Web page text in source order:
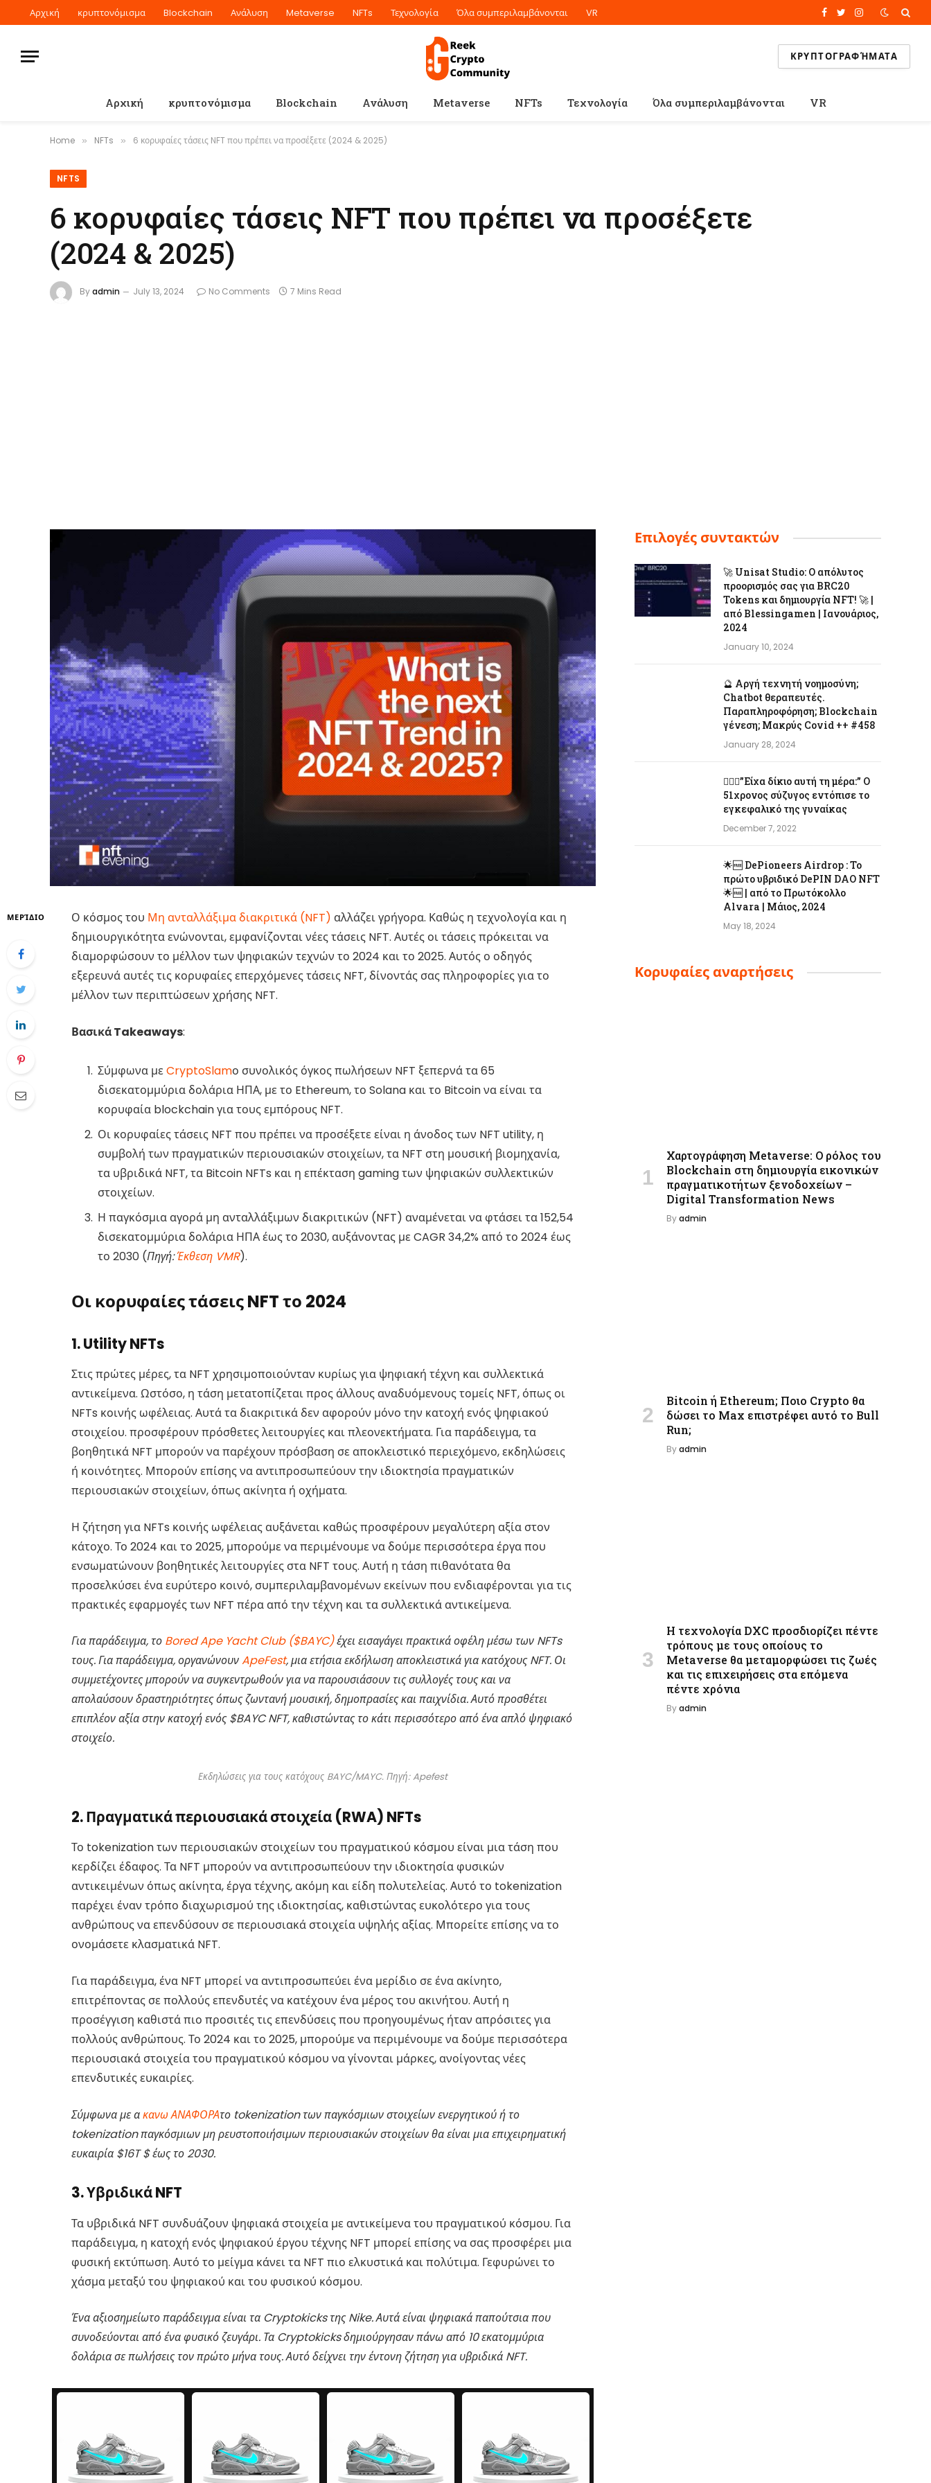
Αρχική κρυπτονόμισμα Blockchain Ανάλυση Metaverse NFTs Τεχνολογία Όλα συμπεριλαμβάνονται VR Facebook
TwitterInstagram
ΚΡΥΠΤΟΓΡΑΦΉΜΑΤΑ
Αρχική κρυπτονόμισμα Blockchain Ανάλυση Metaverse NFTs Τεχνολογία Όλα συμπεριλαμβάνονται VR
Home » NFTs » 6 κορυφαίες τάσεις NFT που πρέπει να προσέξετε (2024 & 2025)
NFTS
6 κορυφαίες τάσεις NFT που πρέπει να προσέξετε
(2024 & 2025)
Byadmin July 13, 2024 No Comments 7 Mins Read
ΜΕΡΊΔΙΟ Ο κόσμος του Μη ανταλλάξιμα διακριτικά (NFT) αλλάζει γρήγορα. Καθώς η τεχνολογία και η
δημιουργικότητα ενώνονται, εμφανίζονται νέες τάσεις NFT. Αυτές οι τάσεις πρόκειται να
διαμορφώσουν το μέλλον των ψηφιακών τεχνών το 2024 και το 2025. Αυτός ο οδηγός
εξερευνά αυτές τις κορυφαίες επερχόμενες τάσεις NFT, δίνοντάς σας πληροφορίες για το
μέλλον των περιπτώσεων χρήσης NFT.
Βασικά Takeaways:
Σύμφωνα μεCryptoSlamο συνολικός όγκος πωλήσεων NFT ξεπερνά τα 65
δισεκατομμύρια δολάρια ΗΠΑ, με το Ethereum, το Solana και το Bitcoin να είναι τα
κορυφαία blockchain για τους εμπόρους NFT.
Οι κορυφαίες τάσεις NFT που πρέπει να προσέξετε είναι η άνοδος των NFT utility, η
συμβολή των πραγματικών περιουσιακών στοιχείων, τα NFT στη μουσική βιομηχανία,
τα υβριδικά NFT, τα Bitcoin NFTs και η επέκταση gaming των ψηφιακών συλλεκτικών
στοιχείων.
Η παγκόσμια αγορά μη ανταλλάξιμων διακριτικών (NFT) αναμένεται να φτάσει τα 152,54
δισεκατομμύρια δολάρια ΗΠΑ έως το 2030, αυξάνοντας με CAGR 34,2% από το 2024 έως
το 2030 (Πηγή:Έκθεση VMR).
Οι κορυφαίες τάσεις NFT το 2024
1. Utility NFTs
Στις πρώτες μέρες, τα NFT χρησιμοποιούνταν κυρίως για ψηφιακή τέχνη και συλλεκτικά
αντικείμενα. Ωστόσο, η τάση μετατοπίζεται προς άλλους αναδυόμενους τομείς NFT, όπως οι
NFTs κοινής ωφέλειας. Αυτά τα διακριτικά δεν αφορούν μόνο την κατοχή ενός ψηφιακού
στοιχείου. προσφέρουν πρόσθετες λειτουργίες και πλεονεκτήματα. Για παράδειγμα, τα
βοηθητικά NFT μπορούν να παρέχουν πρόσβαση σε αποκλειστικό περιεχόμενο, εκδηλώσεις
ή κοινότητες. Μπορούν επίσης να αντιπροσωπεύουν την ιδιοκτησία πραγματικών
περιουσιακών στοιχείων, όπως ακίνητα ή οχήματα.
Η ζήτηση για NFTs κοινής ωφέλειας αυξάνεται καθώς προσφέρουν μεγαλύτερη αξία στον
κάτοχο. Το 2024 και το 2025, μπορούμε να περιμένουμε να δούμε περισσότερα έργα που
ενσωματώνουν βοηθητικές λειτουργίες στα NFT τους. Αυτή η τάση πιθανότατα θα
προσελκύσει ένα ευρύτερο κοινό, συμπεριλαμβανομένων εκείνων που ενδιαφέρονται για τις
πρακτικές εφαρμογές των NFT πέρα ​​από την τέχνη και τα συλλεκτικά αντικείμενα.
Για παράδειγμα, το Bored Ape Yacht Club ($BAYC)έχει εισαγάγει πρακτικά οφέλη μέσω των NFTs
τους. Για παράδειγμα, οργανώνουνApeFest, μια ετήσια εκδήλωση αποκλειστικά για κατόχους NFT. Οι
συμμετέχοντες μπορούν να συγκεντρωθούν για να παρουσιάσουν τις συλλογές τους και να
απολαύσουν δραστηριότητες όπως ζωντανή μουσική, δημοπρασίες και παιχνίδια. Αυτό προσθέτει
επιπλέον αξία στην κατοχή ενός $BAYC NFT, καθιστώντας το κάτι περισσότερο από ένα απλό ψηφιακό
στοιχείο.
Εκδηλώσεις για τους κατόχους BAYC/MAYC. Πηγή: Apefest
2. Πραγματικά περιουσιακά στοιχεία (RWA) NFTs
Το tokenization των περιουσιακών στοιχείων του πραγματικού κόσμου είναι μια τάση που
κερδίζει έδαφος. Τα NFT μπορούν να αντιπροσωπεύουν την ιδιοκτησία φυσικών
αντικειμένων όπως ακίνητα, έργα τέχνης, ακόμη και είδη πολυτελείας. Αυτό το tokenization
παρέχει έναν τρόπο διαχωρισμού της ιδιοκτησίας, καθιστώντας ευκολότερο για τους
ανθρώπους να επενδύσουν σε περιουσιακά στοιχεία υψηλής αξίας. Μπορείτε επίσης να το
ονομάσετε κλασματικά NFT.
Για παράδειγμα, ένα NFT μπορεί να αντιπροσωπεύει ένα μερίδιο σε ένα ακίνητο,
επιτρέποντας σε πολλούς επενδυτές να κατέχουν ένα μέρος του ακινήτου. Αυτή η
προσέγγιση καθιστά πιο προσιτές τις επενδύσεις που προηγουμένως ήταν απρόσιτες για
πολλούς ανθρώπους. Το 2024 και το 2025, μπορούμε να περιμένουμε να δούμε περισσότερα
περιουσιακά στοιχεία του πραγματικού κόσμου να γίνονται μάρκες, ανοίγοντας νέες
επενδυτικές ευκαιρίες.
Σύμφωνα με ακανω ΑΝΑΦΟΡΑτο tokenization των παγκόσμιων στοιχείων ενεργητικού ή το
tokenization παγκόσμιων μη ρευστοποιήσιμων περιουσιακών στοιχείων θα είναι μια επιχειρηματική
ευκαιρία $16T $ έως το 2030.
3. Υβριδικά NFT
Τα υβριδικά NFT συνδυάζουν ψηφιακά στοιχεία με αντικείμενα του πραγματικού κόσμου. Για
παράδειγμα, η κατοχή ενός ψηφιακού έργου τέχνης NFT μπορεί επίσης να σας προσφέρει μια
φυσική εκτύπωση. Αυτό το μείγμα κάνει τα NFT πιο ελκυστικά και πολύτιμα. Γεφυρώνει το
χάσμα μεταξύ του ψηφιακού και του φυσικού κόσμου.
Ένα αξιοσημείωτο παράδειγμα είναι τα Cryptokicks της Nike. Αυτά είναι ψηφιακά παπούτσια που
συνοδεύονται από ένα φυσικό ζευγάρι. Τα Cryptokicks δημιούργησαν πάνω από 10 εκατομμύρια
δολάρια σε πωλήσεις τον πρώτο μήνα τους. Αυτό δείχνει την έντονη ζήτηση για υβριδικά NFT.
Επιλογές συντακτών
🚀 Unisat Studio: Ο απόλυτος
προορισμός σας για BRC20
Tokens και δημιουργία NFT! 🚀 |
από Blessingamen | Ιανουάριος,
2024
January 10, 2024
🔮 Αργή τεχνητή νοημοσύνη;
Chatbot θεραπευτές.
Παραπληροφόρηση; Blockchain
γένεση; Μακρύς Covid ++ #458
January 28, 2024
👨‍❤️‍👩”Είχα δίκιο αυτή τη μέρα:” Ο
51χρονος σύζυγος εντόπισε το
εγκεφαλικό της γυναίκας
December 7, 2022
🌟🆓 DePioneers Airdrop : Το
πρώτο υβριδικό DePIN DAO NFT
🌟🆓 | από το Πρωτόκολλο
Alvara | Μάιος, 2024
May 18, 2024
Κορυφαίες αναρτήσεις
Χαρτογράφηση Metaverse: Ο ρόλος του
Blockchain στη δημιουργία εικονικών
πραγματικοτήτων ξενοδοχείων –
Digital Transformation News
Byadmin
Bitcoin ή Ethereum; Ποιο Crypto θα
δώσει το Max επιστρέφει αυτό το Bull
Run;
Byadmin
Η τεχνολογία DXC προσδιορίζει πέντε
τρόπους με τους οποίους το
Metaverse θα μεταμορφώσει τις ζωές
και τις επιχειρήσεις στα επόμενα
πέντε χρόνια
Byadmin